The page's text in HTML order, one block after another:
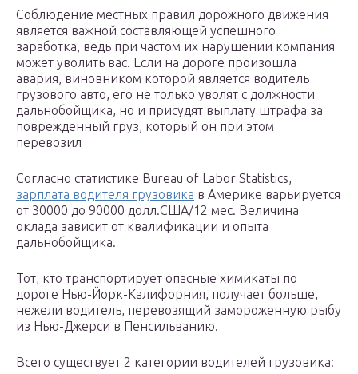
Соблюдение местных правил дорожного движения
является важной составляющей успешного
заработка, ведь при частом их нарушении компания
может уволить вас. Если на дороге произошла
авария, виновником которой является водитель
грузового авто, его не только уволят с должности
дальнобойщика, но и присудят выплату штрафа за
поврежденный груз, который он при этом
перевозил
Согласно статистике Bureau of Labor Statistics,
зарплата водителя грузовика в Америке варьируется
от 30000 до 90000 долл.США/12 мес. Величина
оклада зависит от квалификации и опыта
дальнобойщика.
Тот, кто транспортирует опасные химикаты по
дороге Нью-Йорк-Калифорния, получает больше,
нежели водитель, перевозящий замороженную рыбу
из Нью-Джерси в Пенсильванию.
Всего существует 2 категории водителей грузовика: